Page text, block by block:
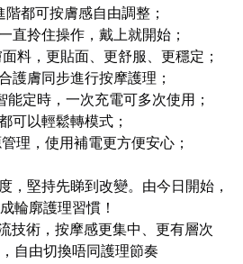
都可按膚感自由調整；
直拎住操作，戴上就開始；
料，更貼面、更舒服、更穩定；
護膚同步進行按摩護理；
定時，一次充電可多次使用；
可以輕鬆轉模式；
理，使用補電更方便安心；
，堅持先睇到改變。由今日開始，
輪廓護理習慣！
技術，按摩感更集中、更有層次
自由切換唔同護理節奏